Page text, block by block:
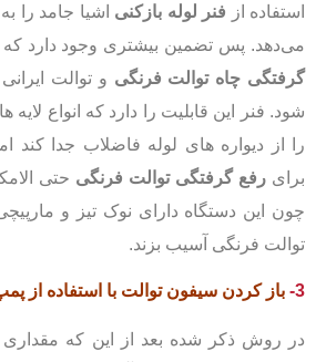
استفاده از فنر لوله بازکنی اشیا جامد را
می‌دهد. پس تضمین بیشتری وجود دارد
گرفتگی چاه توالت فرنگی و توالت
شود. فنر این قابلیت را دارد که انواع
را از دیواره های لوله فاضلاب جدا کند
برای رفع گرفتگی توالت فرنگی حتی
چون این دستگاه دارای نوک تیز و
توالت فرنگی آسیب بزند.
3- باز کردن سیفون توالت با استفاده از
در روش ذکر شده بعد از این که مقداری